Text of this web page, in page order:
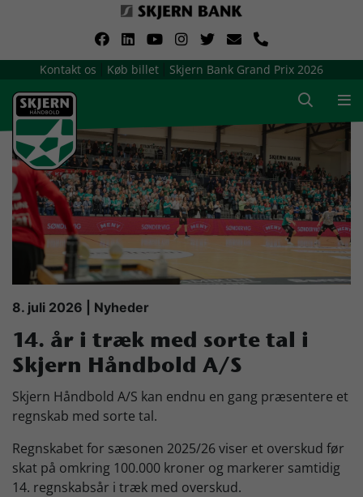
Kontakt os Køb billet Skjern Bank Grand Prix 2026
Om Skjern Håndbold
Ligatruppen
Sponsorer
Billetsalg / sæsonkort
Presse
Samarbejdsklubber
Skjern Bank Grand Prix
Nyhedsbrev
8. juli 2026 | Nyheder
14. år i træk med sorte tal i
Skjern Håndbold A/S
Skjern Håndbold A/S kan endnu en gang præsentere et
regnskab med sorte tal.
Regnskabet for sæsonen 2025/26 viser et overskud før
skat på omkring 100.000 kroner og markerer samtidig
14. regnskabsår i træk med overskud.